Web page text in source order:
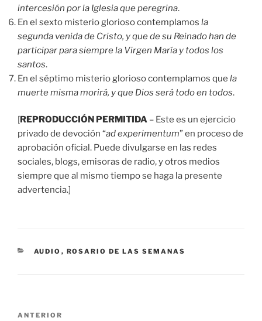
intercesión por la Iglesia que peregrina.
En el sexto misterio glorioso contemplamos la
segunda venida de Cristo, y que de su Reinado han de
participar para siempre la Virgen María y todos los
santos.
En el séptimo misterio glorioso contemplamos que la
muerte misma morirá, y que Dios será todo en todos.
[REPRODUCCIÓN PERMITIDA – Este es un ejercicio
privado de devoción “ad experimentum” en proceso de
aprobación oficial. Puede divulgarse en las redes
sociales, blogs, emisoras de radio, y otros medios
siempre que al mismo tiempo se haga la presente
advertencia.]
CATEGORÍAS
AUDIO , ROSARIO DE LAS SEMANAS
Entrada
ANTERIOR